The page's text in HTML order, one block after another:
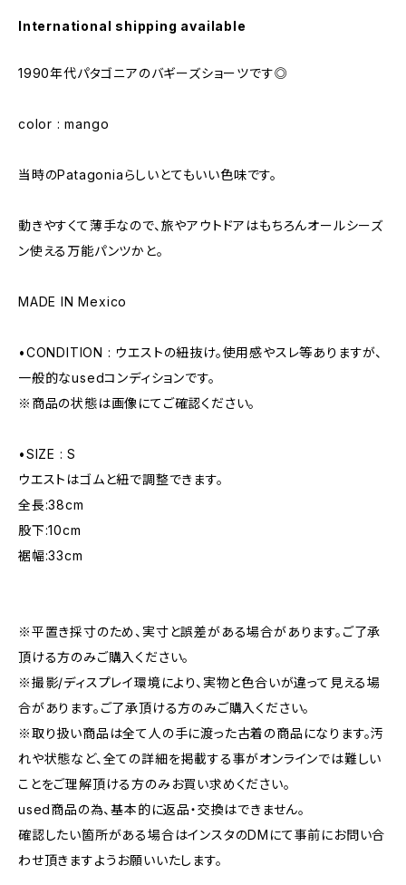
International shipping available
1990年代パタゴニアのバギーズショーツです◎
color : mango
当時のPatagoniaらしいとてもいい色味です。
動きやすくて薄手なので、旅やアウトドアはもちろんオールシーズ
ン使える万能パンツかと。
MADE IN Mexico
•CONDITION : ウエストの紐抜け。使用感やスレ等ありますが、
一般的なusedコンディションです。
※商品の状態は画像にてご確認ください。
•SIZE : S
ウエストはゴムと紐で調整できます。
全長:38cm
股下:10cm
裾幅:33cm
※平置き採寸のため、実寸と誤差がある場合があります。ご了承
頂ける方のみご購入ください。
※撮影/ディスプレイ環境により、実物と色合いが違って見える場
合があります。ご了承頂ける方のみご購入ください。
※取り扱い商品は全て人の手に渡った古着の商品になります。汚
れや状態など、全ての詳細を掲載する事がオンラインでは難しい
ことをご理解頂ける方のみお買い求めください。
used商品の為、基本的に返品・交換はできません。
確認したい箇所がある場合はインスタのDMにて事前にお問い合
わせ頂きますようお願いいたします。